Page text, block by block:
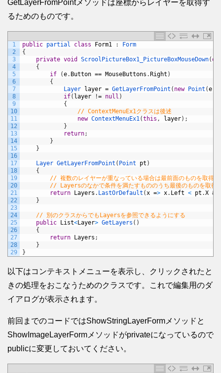
GetLayerFromPointメソッドは座標からレイヤーを取得す
るためのものです。
1
2
3
4
5
6
7
8
9
10
11
12
13
14
15
16
17
18
19
20
21
22
23
24
25
26
27
28
29
public partial class Form1 :
Form
{
private void ScroolPictureBox1_PictureBoxMouseDown(
{
if
(e. Button == MouseButtons . Right )
{
Layer
layer = GetLayerFromPoint ( new Point (e
if( layer != null )
{
// ContextMenuEx1クラスは後述
new ContextMenuEx1(this , layer) ;
}
return;
}
}
Layer GetLayerFromPoint ( Point pt )
{
// 複数のレイヤーが重なっている場合は最前面のものを取得し
// Layersのなかで条件を満たすもののうち最後のものを取得
return
Layers . LastOrDefault (x => x. Left < pt .X
}
// 別のクラスからでもLayersを参照できるようにする
public
List<Layer> GetLayers ( )
{
return
Layers ;
}
}
以下はコンテキストメニューを表示し、クリックされたと
きの処理をおこなうためのクラスです。これで編集用のダ
イアログが表示されます。
前回までのコードではShowStringLayerFormメソッドと
ShowImageLayerFormメソッドがprivateになっているので
publicに変更しておいてください。